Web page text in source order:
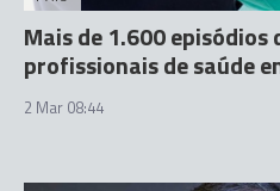
Mais de 1.600
profissionais de saúde
2 Mar 08:44